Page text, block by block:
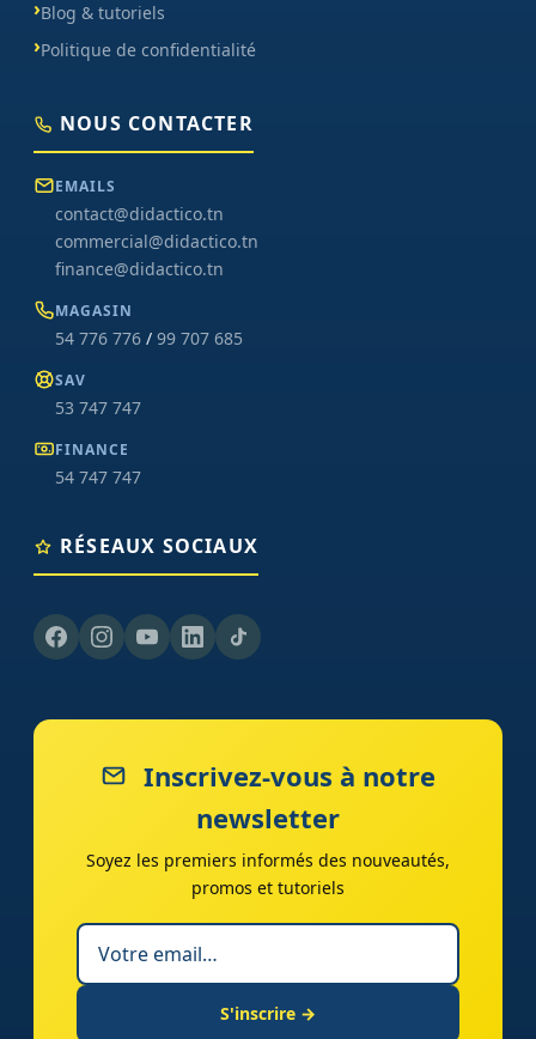
Blog & tutoriels
Politique de confidentialité
NOUS CONTACTER
EMAILS
contact@didactico.tn
commercial@didactico.tn
finance@didactico.tn
MAGASIN
54 776 776 / 99 707 685
SAV
53 747 747
FINANCE
54 747 747
RÉSEAUX SOCIAUX
Inscrivez-vous à notre
newsletter
Soyez les premiers informés des nouveautés,
promos et tutoriels
S'inscrire →